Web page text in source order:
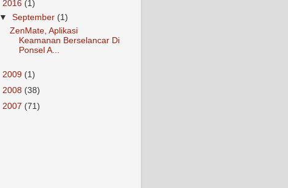
2016 (1)
▼September (1)
ZenMate, Aplikasi
Keamanan Berselancar Di
Ponsel A...
2009 (1)
2008 (38)
2007 (71)